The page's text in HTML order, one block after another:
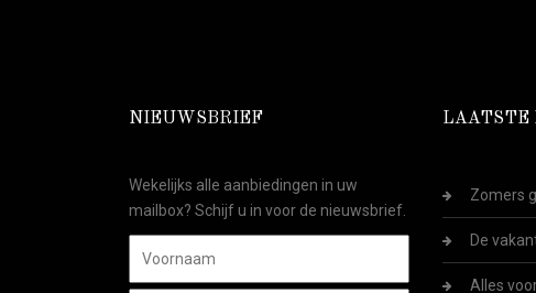
NIEUWSBRIEF
Wekelijks alle aanbiedingen in uw
mailbox? Schijf u in voor de nieuwsbrief.
LAATSTE
Zomers
De
Alles